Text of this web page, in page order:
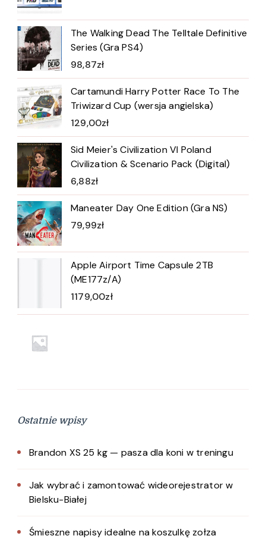
The Walking Dead The Telltale Definitive
Series (Gra PS4)
98,87zł
Cartamundi Harry Potter Race To The
Triwizard Cup (wersja angielska)
129,00zł
Sid Meier's Civilization VI Poland
Civilization & Scenario Pack (Digital)
6,88zł
Maneater Day One Edition (Gra NS)
79,99zł
Apple Airport Time Capsule 2TB
(ME177z/A)
1179,00zł
Ostatnie wpisy
Brandon XS 25 kg — pasza dla koni w treningu
Jak wybrać i zamontować wideorejestrator w
Bielsku-Białej
Śmieszne napisy idealne na koszulkę zołza